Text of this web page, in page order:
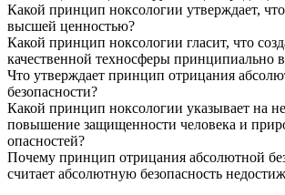
Какой принцип ноксологии утверждает, что
высшей ценностью?
Какой принцип ноксологии гласит, что
качественной техносферы принципиально
Что утверждает принцип отрицания
безопасности?
Какой принцип ноксологии указывает на
повышение защищенности человека и
опасностей?
Почему принцип отрицания абсолютной
считает абсолютную безопасность